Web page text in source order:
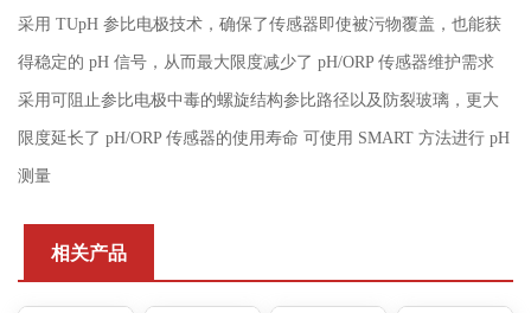
采用 TUpH 参比电极技术，确保了传感器即使被污物覆盖，也能获
得稳定的 pH 信号，从而最大限度减少了 pH/ORP 传感器维护需求
采用可阻止参比电极中毒的螺旋结构参比路径以及防裂玻璃，更大
限度延长了 pH/ORP 传感器的使用寿命 可使用 SMART 方法进行 pH
测量
相关产品